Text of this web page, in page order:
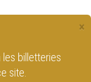
×
les billetteries
site.